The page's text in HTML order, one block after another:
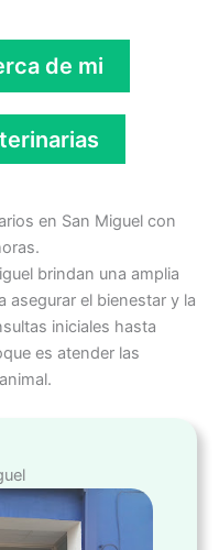
de mi
en San Miguel con
brindan una amplia
asegurar el bienestar y la
iniciales hasta
es atender las